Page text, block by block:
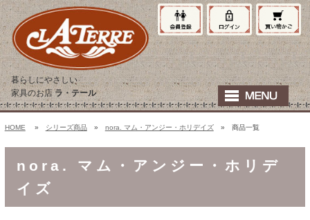
暮らしにやさしい
家具のお店ラ・テール
HOME » シリーズ商品» nora. マム・アンジー・ホリデイズ» 商品一覧
nora. マム・アンジー・ホリデ
イズ